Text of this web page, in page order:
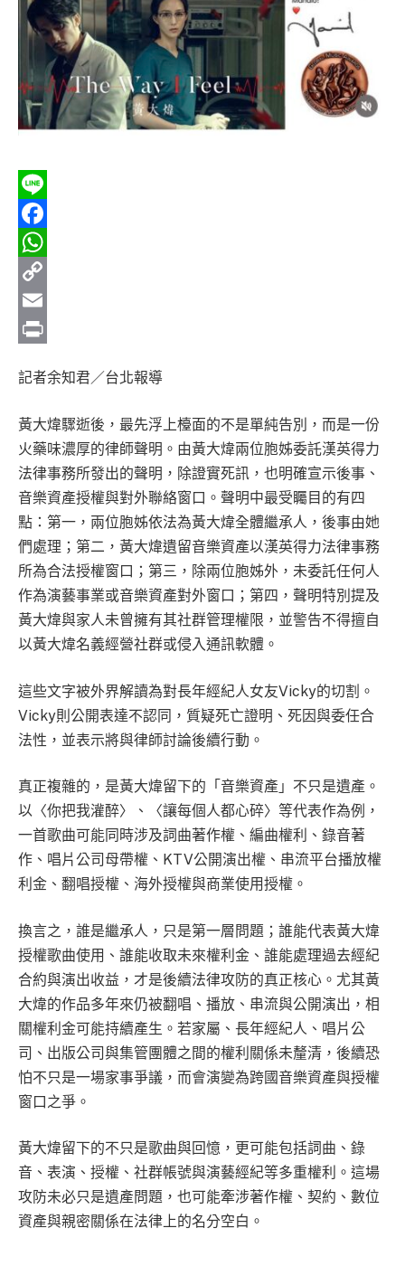
Line
Facebook
WhatsApp
Copy
Link
Email
記者余知君／台北報導
黃大煒驟逝後，最先浮上檯面的不是單純告別，而是一份
火藥味濃厚的律師聲明。由黃大煒兩位胞姊委託漢英得力
法律事務所發出的聲明，除證實死訊，也明確宣示後事、
音樂資產授權與對外聯絡窗口。聲明中最受矚目的有四
點：第一，兩位胞姊依法為黃大煒全體繼承人，後事由她
們處理；第二，黃大煒遺留音樂資產以漢英得力法律事務
所為合法授權窗口；第三，除兩位胞姊外，未委託任何人
作為演藝事業或音樂資產對外窗口；第四，聲明特別提及
黃大煒與家人未曾擁有其社群管理權限，並警告不得擅自
以黃大煒名義經營社群或侵入通訊軟體。
這些文字被外界解讀為對長年經紀人女友Vicky的切割。
Vicky則公開表達不認同，質疑死亡證明、死因與委任合
法性，並表示將與律師討論後續行動。
真正複雜的，是黃大煒留下的「音樂資產」不只是遺產。
以〈你把我灌醉〉、〈讓每個人都心碎〉等代表作為例，
一首歌曲可能同時涉及詞曲著作權、編曲權利、錄音著
作、唱片公司母帶權、KTV公開演出權、串流平台播放權
利金、翻唱授權、海外授權與商業使用授權。
換言之，誰是繼承人，只是第一層問題；誰能代表黃大煒
授權歌曲使用、誰能收取未來權利金、誰能處理過去經紀
合約與演出收益，才是後續法律攻防的真正核心。尤其黃
大煒的作品多年來仍被翻唱、播放、串流與公開演出，相
關權利金可能持續產生。若家屬、長年經紀人、唱片公
司、出版公司與集管團體之間的權利關係未釐清，後續恐
怕不只是一場家事爭議，而會演變為跨國音樂資產與授權
窗口之爭。
黃大煒留下的不只是歌曲與回憶，更可能包括詞曲、錄
音、表演、授權、社群帳號與演藝經紀等多重權利。這場
攻防未必只是遺產問題，也可能牽涉著作權、契約、數位
資產與親密關係在法律上的名分空白。